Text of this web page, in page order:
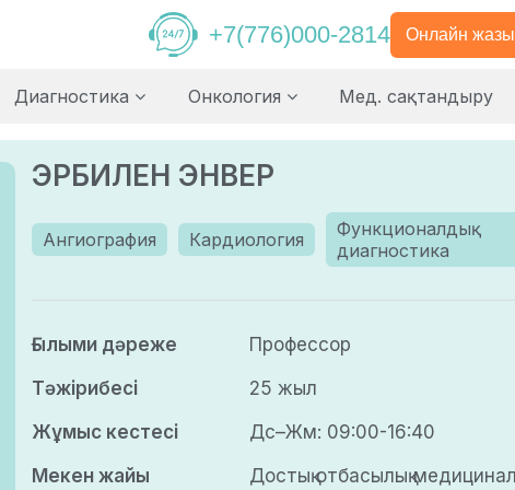
+7(776)000-2814 Онлайн
Диагностика Онкология Мед. сақтандыру
ЭРБИЛЕН ЭНВЕР
Ангиография Кардиология
Функционалдық
диагностика
Ғылыми дәреже
Профессор
Тәжірибесі
25 жыл
Жұмыс кестесі
Дс–Жм: 09:00-16:40
Мекен жайы
Достық отбасылық